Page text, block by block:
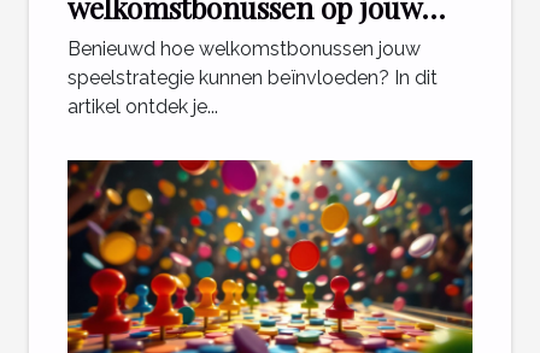
speelstrategie?
Benieuwd hoe welkomstbonussen jouw
speelstrategie kunnen beïnvloeden? In dit
artikel ontdek je...